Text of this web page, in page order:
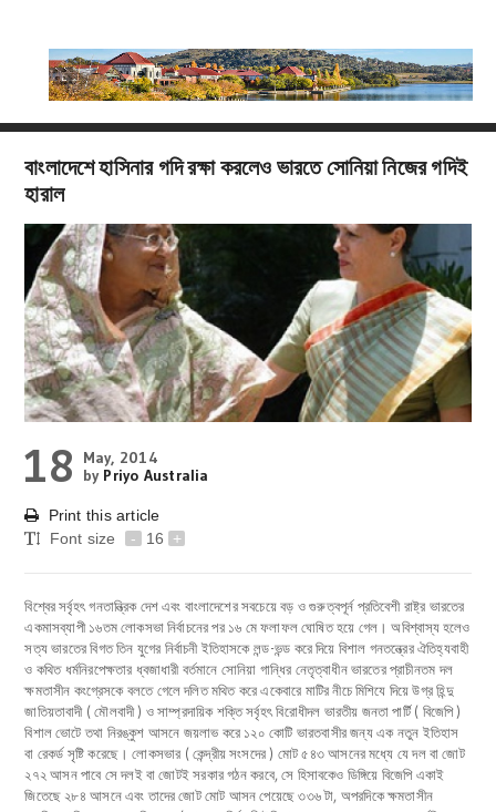
বাংলাদেশে হাসিনার গদি রক্ষা করলেও ভারতে সোনিয়া নিজের গদিই
হারাল
18
May, 2014
by Priyo Australia
Print this article
Font size
- 16 +
বিশ্বের সর্বৃহৎ গনতান্ত্রিক দেশ এবং বাংলাদেশের সবচেয়ে বড় ও গুরুত্বপূর্ন প্রতিবেশী রাষ্ট্র ভারতের
একমাসব্যাপী ১৬তম লোকসভা নির্বাচনের পর ১৬ মে ফলাফল ঘোষিত হয়ে গেল। অবিশ্বাস্য হলেও
সত্য ভারতের বিগত তিন যুগের নির্বাচনী ইতিহাসকে লন্ড-ভন্ড করে দিয়ে বিশাল গনতন্ত্রের ঐতিহ্যবাহী
ও কথিত ধর্মনিরপেক্ষতার ধ্বজাধারী বর্তমানে সোনিয়া গান্ধির নেতৃত্বাধীন ভারতের প্রাচীনতম দল
ক্ষমতাসীন কংগ্রেসকে বলতে গেলে দলিত মথিত করে একেবারে মাটির নীচে মিশিযে দিয়ে উগ্র হিন্দু
জাতিয়তাবাদী ( মৌলবাদী ) ও সাম্প্রদায়িক শক্তি সর্বৃহৎ বিরোধীদল ভারতীয় জনতা পার্টি ( বিজেপি )
বিশাল ভোটে তথা নিরঙ্কুশ আসনে জয়লাভ করে ১২০ কোটি ভারতবাসীর জন্য এক নতুন ইতিহাস
বা রেকর্ড সৃষ্টি করেছে। লোকসভার ( কেন্দ্রীয় সংসদের ) মোট ৫৪৩ আসনের মধ্যে যে দল বা জোট
২৭২ আসন পাবে সে দলই বা জোটই সরকার গঠন করবে, সে হিসাবকেও ডিঙ্গিয়ে বিজেপি একাই
জিতেছে ২৮৪ আসনে এবং তাদের জোট মোট আসন পেয়েছে ৩৩৬ টা, অপরদিকে ক্ষমতাসীন